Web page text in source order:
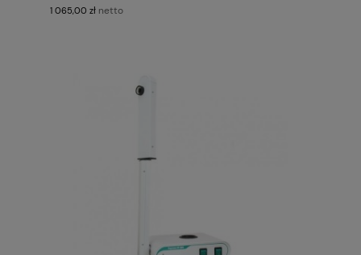
1 065,00 zł netto